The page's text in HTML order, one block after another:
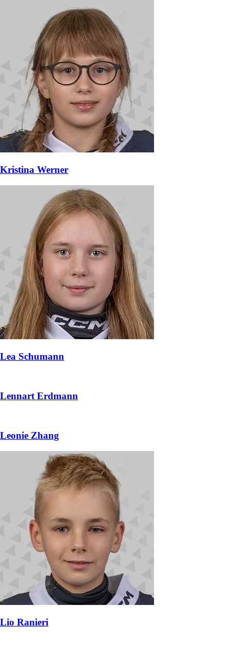
Kristina Werner
Lea Schumann
Lennart Erdmann
Leonie Zhang
Lio Ranieri